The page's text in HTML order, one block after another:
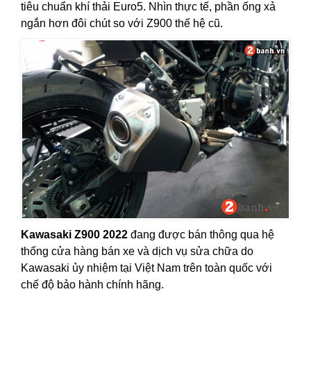
tiêu chuẩn khí thải Euro5. Nhìn thực tế, phần ống xả
ngắn hơn đôi chút so với Z900 thế hệ cũ.
Kawasaki Z900 2022 đang được bán thông qua hệ
thống cửa hàng bán xe và dịch vụ sửa chữa do
Kawasaki ủy nhiệm tại Việt Nam trên toàn quốc với
chế độ bảo hành chính hãng.